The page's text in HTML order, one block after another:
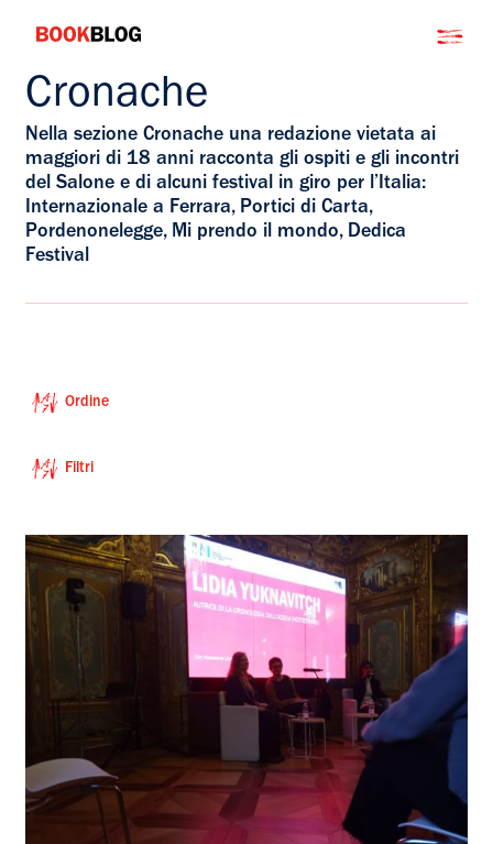
contenuto
Bookblog
Cronache
Nella sezione Cronache una redazione vietata ai
maggiori di 18 anni racconta gli ospiti e gli incontri
del Salone e di alcuni festival in giro per l’Italia:
Internazionale a Ferrara, Portici di Carta,
Pordenonelegge, Mi prendo il mondo, Dedica
Festival
Ordine
Filtri